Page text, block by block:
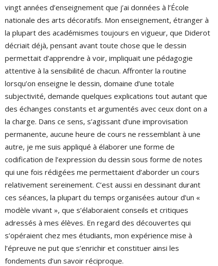
vingt années d’enseignement que j’ai données à l’École
nationale des arts décoratifs. Mon enseignement, étranger à
la plupart des académismes toujours en vigueur, que Diderot
décriait déjà, pensant avant toute chose que le dessin
permettait d’apprendre à voir, impliquait une pédagogie
attentive à la sensibilité de chacun. Affronter la routine
lorsqu’on enseigne le dessin, domaine d’une totale
subjectivité, demande quelques explications tout autant que
des échanges constants et argumentés avec ceux dont on a
la charge. Dans ce sens, s’agissant d’une improvisation
permanente, aucune heure de cours ne ressemblant à une
autre, je me suis appliqué à élaborer une forme de
codification de l’expression du dessin sous forme de notes
qui une fois rédigées me permettaient d’aborder un cours
relativement sereinement. C’est aussi en dessinant durant
ces séances, la plupart du temps organisées autour d’un «
modèle vivant », que s’élaboraient conseils et critiques
adressés à mes élèves. En regard des découvertes qui
s’opéraient chez mes étudiants, mon expérience mise à
l’épreuve ne put que s’enrichir et constituer ainsi les
fondements d’un savoir réciproque.